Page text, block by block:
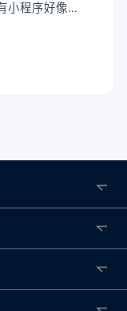
微信小程序:一个集团企业,你没有小程序好像就不好意思接待客户。